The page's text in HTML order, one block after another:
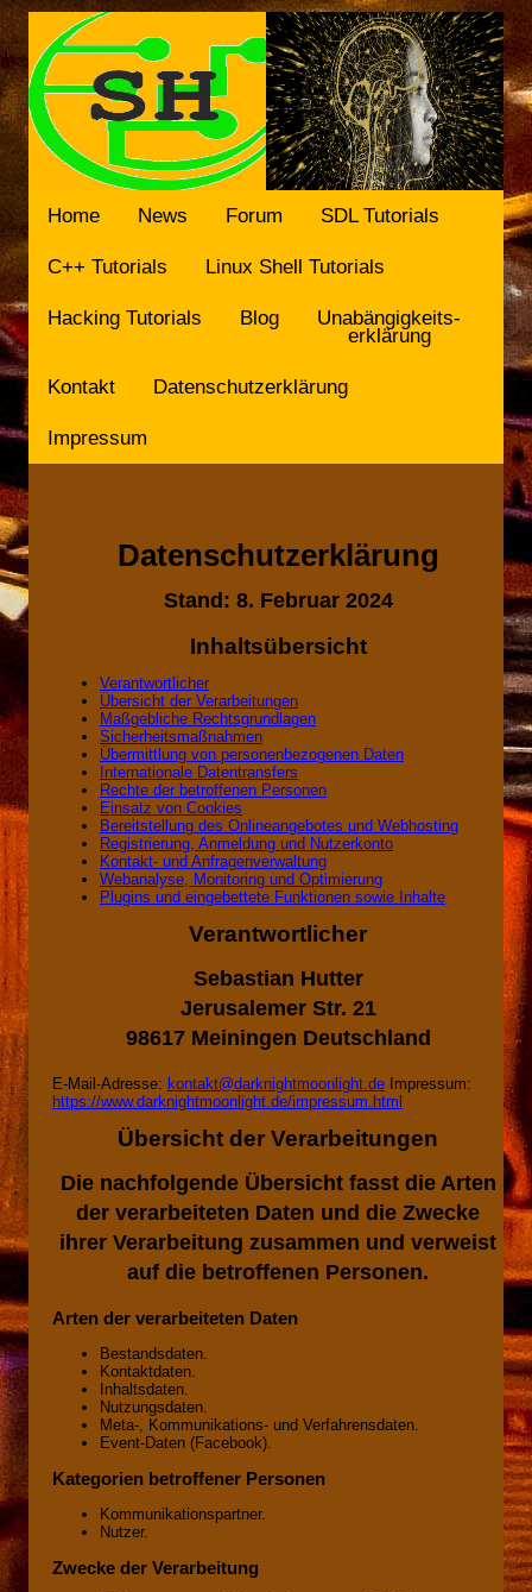
Home News Forum SDL Tutorials
C++ Tutorials Linux Shell Tutorials
Hacking Tutorials Blog Unabängigkeits-
erklärung
Kontakt Datenschutzerklärung
Impressum
Datenschutzerklärung
Stand: 8. Februar 2024
Inhaltsübersicht
Verantwortlicher
Übersicht der Verarbeitungen
Maßgebliche Rechtsgrundlagen
Sicherheitsmaßnahmen
Übermittlung von personenbezogenen Daten
Internationale Datentransfers
Rechte der betroffenen Personen
Einsatz von Cookies
Bereitstellung des Onlineangebotes und Webhosting
Registrierung, Anmeldung und Nutzerkonto
Kontakt- und Anfragenverwaltung
Webanalyse, Monitoring und Optimierung
Plugins und eingebettete Funktionen sowie Inhalte
Verantwortlicher
Sebastian Hutter
Jerusalemer Str. 21
98617 Meiningen Deutschland
E-Mail-Adresse: kontakt@darknightmoonlight.de Impressum:
https://www.darknightmoonlight.de/impressum.html
Übersicht der Verarbeitungen
Die nachfolgende Übersicht fasst die Arten
der verarbeiteten Daten und die Zwecke
ihrer Verarbeitung zusammen und verweist
auf die betroffenen Personen.
Arten der verarbeiteten Daten
Bestandsdaten.
Kontaktdaten.
Inhaltsdaten.
Nutzungsdaten.
Meta-, Kommunikations- und Verfahrensdaten.
Event-Daten (Facebook).
Kategorien betroffener Personen
Kommunikationspartner.
Nutzer.
Zwecke der Verarbeitung